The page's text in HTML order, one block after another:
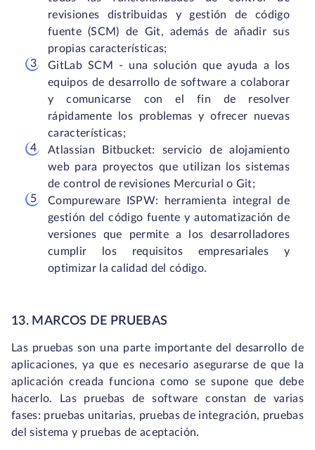
revisiones distribuidas y gestión de código
fuente (SCM) de Git, además de añadir sus
propias características;
GitLab SCM - una solución que ayuda a los
equipos de desarrollo de software a colaborar
y comunicarse con el fin de resolver
rápidamente los problemas y ofrecer nuevas
características;
Atlassian Bitbucket: servicio de alojamiento
web para proyectos que utilizan los sistemas
de control de revisiones Mercurial o Git;
Compureware ISPW: herramienta integral de
gestión del código fuente y automatización de
versiones que permite a los desarrolladores
cumplir los requisitos empresariales y
optimizar la calidad del código.
13. MARCOS DE PRUEBAS
Las pruebas son una parte importante del desarrollo de
aplicaciones, ya que es necesario asegurarse de que la
aplicación creada funciona como se supone que debe
hacerlo. Las pruebas de software constan de varias
fases: pruebas unitarias, pruebas de integración, pruebas
del sistema y pruebas de aceptación.